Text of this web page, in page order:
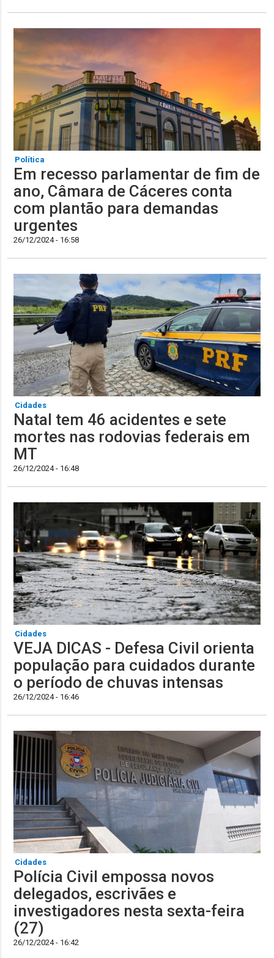
Política
Em recesso parlamentar de fim de
ano, Câmara de Cáceres conta
com plantão para demandas
urgentes
26/12/2024 - 16:58
Cidades
Natal tem 46 acidentes e sete
mortes nas rodovias federais em
MT
26/12/2024 - 16:48
Cidades
VEJA DICAS - Defesa Civil orienta
população para cuidados durante
o período de chuvas intensas
26/12/2024 - 16:46
Cidades
Polícia Civil empossa novos
delegados, escrivães e
investigadores nesta sexta-feira
(27)
26/12/2024 - 16:42